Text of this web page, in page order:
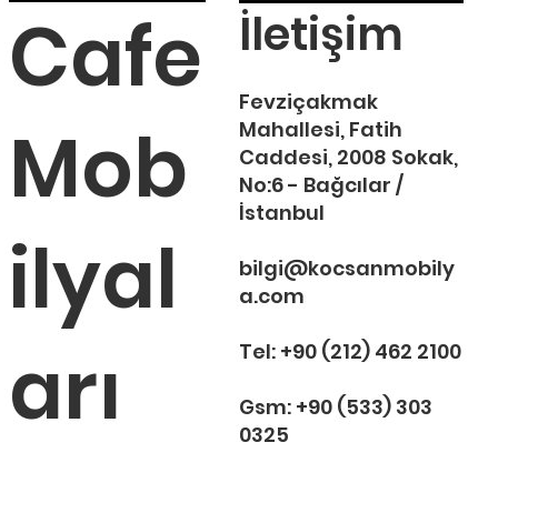
Arya toplantı koltuğu
Tükendi
inca toplantı koltuğu
Tükendi
Cafe
Mob
ilyal
arı
İletişim
Fevziçakmak
Mahallesi, Fatih
Caddesi, 2008 Sokak,
No:6 - Bağcılar /
İstanbul
bilgi@kocsanmobily
a.com
Tel: +90 (212) 462 2100
Gsm: +90 (533) 303
0325